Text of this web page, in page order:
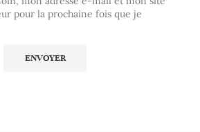
pour la prochaine fois que je